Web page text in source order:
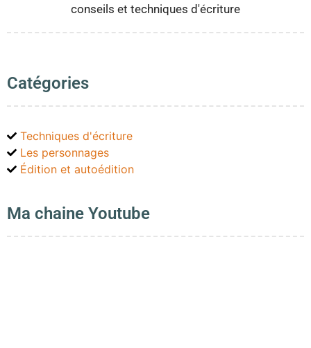
conseils et techniques d'écriture
Catégories
Techniques d'écriture
Les personnages
Édition et autoédition
Ma chaine Youtube